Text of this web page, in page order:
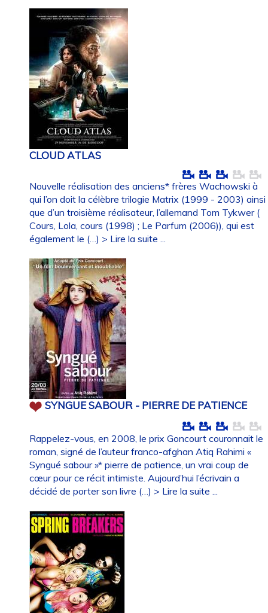
CLOUD ATLAS
Nouvelle réalisation des anciens* frères Wachowski à
qui l’on doit la célèbre trilogie Matrix (1999 - 2003) ainsi
que d’un troisième réalisateur, l’allemand Tom Tykwer (
Cours, Lola, cours (1998) ; Le Parfum (2006)), qui est
également le (…) > Lire la suite ...
SYNGUE SABOUR - PIERRE DE PATIENCE
Rappelez-vous, en 2008, le prix Goncourt couronnait le
roman, signé de l’auteur franco-afghan Atiq Rahimi «
Syngué sabour »* pierre de patience, un vrai coup de
cœur pour ce récit intimiste. Aujourd’hui l’écrivain a
décidé de porter son livre (…) > Lire la suite ...